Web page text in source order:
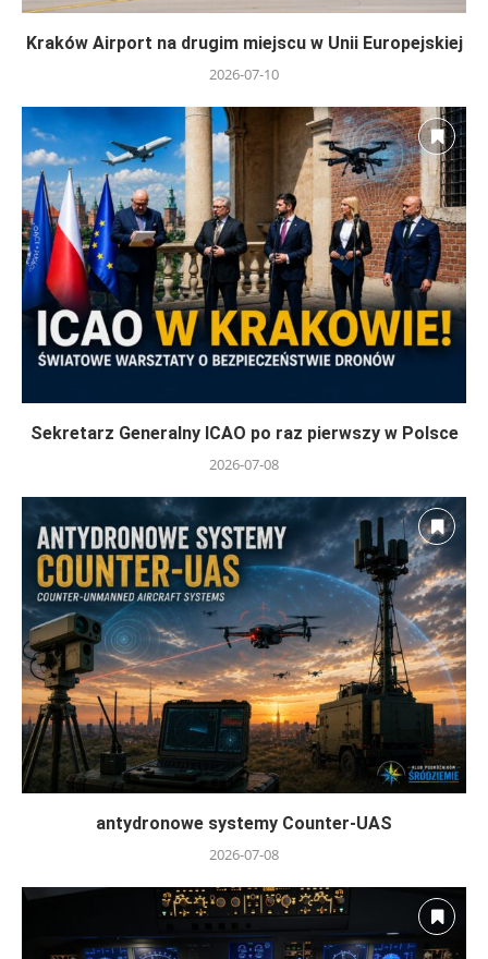
Kraków Airport na drugim miejscu w Unii Europejskiej
2026-07-10
Sekretarz Generalny ICAO po raz pierwszy w Polsce
2026-07-08
antydronowe systemy Counter-UAS
2026-07-08